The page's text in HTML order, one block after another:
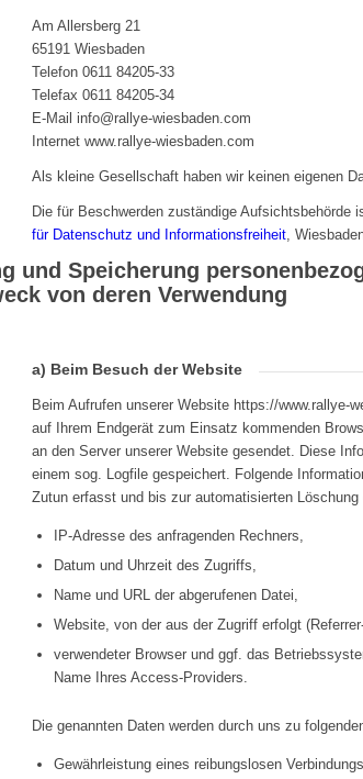
Am Allersberg 21
65191 Wiesbaden
Telefon 0611 84205-33
Telefax 0611 84205-34
E-Mail info@rallye-wiesbaden.com
Internet www.rallye-wiesbaden.com
Als kleine Gesellschaft haben wir keinen eigenen
Die für Beschwerden zuständige Aufsichtsbehörde
für Datenschutz und Informationsfreiheit,
und Speicherung
von deren Verwendung
a) Beim Besuch der Website
Beim Aufrufen unserer Website https://www.rallye-
auf Ihrem Endgerät zum Einsatz kommenden
an den Server unserer Website gesendet. Diese
einem sog. Logfile gespeichert. Folgende
Zutun erfasst und bis zur automatisierten Löschung
IP-Adresse des anfragenden Rechners,
Datum und Uhrzeit des Zugriffs,
Name und URL der abgerufenen Datei,
Website, von der aus der Zugriff erfolgt
verwendeter Browser und ggf. das
Name Ihres Access-Providers.
Die genannten Daten werden durch uns zu
Gewährleistung eines reibungslosen